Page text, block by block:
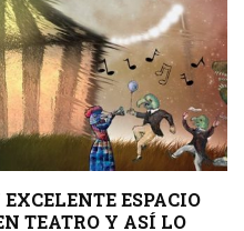
ESPACIO
TEATRO Y ASÍ LO